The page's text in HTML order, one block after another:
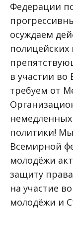
Федерации
осуждаем
в участии
требуем от
политики!
Всемирной
молодёжи
защиту
на участие
молодёжи и